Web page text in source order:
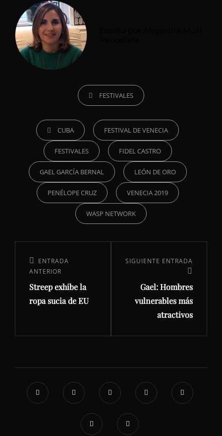
CATEGORÍASFESTIVALES
ETIQUETAS,CUBA FESTIVAL DE VENECIA
FESTIVALES FIDEL CASTRO
GAEL GARCÍA BERNAL LEÓN DE ORO
PENÉLOPE CRUZ VENECIA 2019
WASP NETWORK
entradas
Entrada
ENTRADA
ANTERIOR
Streep exhibe la
ropa sucia de EU
Siguiente
SIGUIENTE ENTRADA
Gael: Hombres
vulnerables más
atractivos